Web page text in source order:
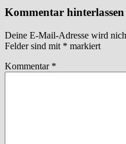
Kommentar hinterlassen
Deine E-Mail-Adresse wird
Felder sind mit * markiert
Kommentar *